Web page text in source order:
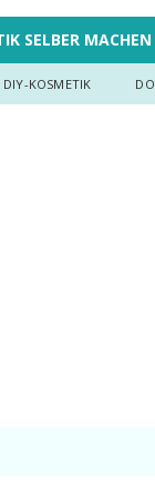
SELBER MACHEN
DIY-KOSMETIK